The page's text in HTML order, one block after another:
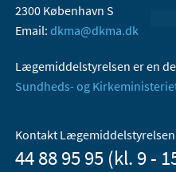
2300 København S
Email: dkma@dkma.dk
Lægemiddelstyrelsen er en
Sundheds- og
Kontakt Lægemiddelstyrelsen
44 88 95 95 (kl. 9 -